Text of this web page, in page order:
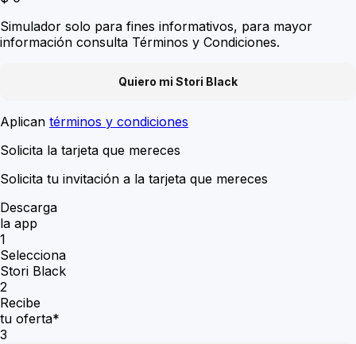
Simulador solo para fines informativos, para mayor
información consulta Términos y Condiciones.
Quiero mi Stori Black
Aplican términos y condiciones
Solicita la tarjeta que mereces
Solicita tu invitación a la tarjeta que mereces
Descarga
la app
1
Selecciona
Stori Black
2
Recibe
tu oferta*
3